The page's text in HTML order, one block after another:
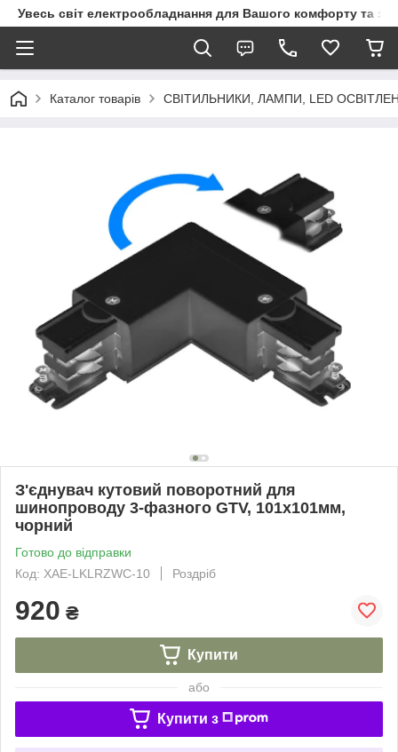
Увесь світ електрообладнання для Вашого комфорту та
Каталог товарів СВІТИЛЬНИКИ, ЛАМПИ, LED
З'єднувач кутовий поворотний для
шинопроводу 3-фазного GTV, 101x101мм,
чорний
Готово до відправки
Код: XAE-LKLRZWC-10
Роздріб
920 ₴
Купити
або
Купити з